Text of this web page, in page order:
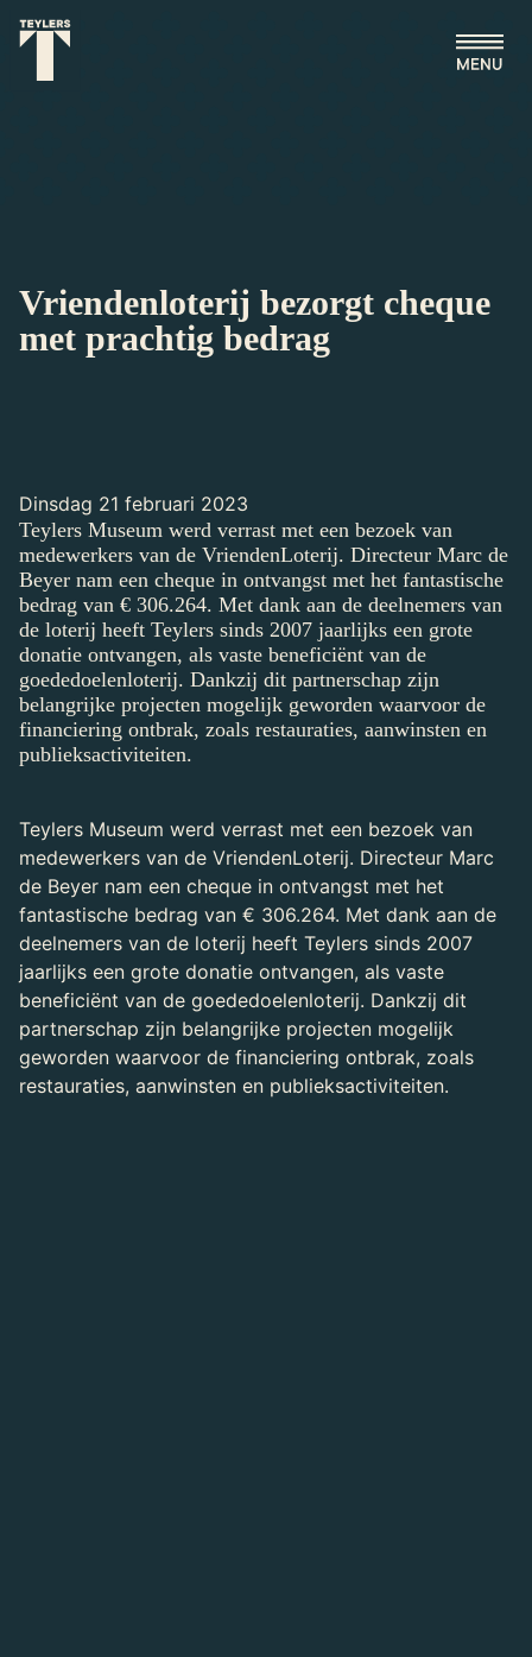
Vriendenloterij bezorgt cheque
met prachtig bedrag
dinsdag 21 februari 2023
Teylers Museum werd verrast met een bezoek van
medewerkers van de VriendenLoterij. Directeur Marc de
Beyer nam een cheque in ontvangst met het fantastische
bedrag van € 306.264. Met dank aan de deelnemers van
de loterij heeft Teylers sinds 2007 jaarlijks een grote
donatie ontvangen, als vaste beneficiënt van de
goededoelenloterij. Dankzij dit partnerschap zijn
belangrijke projecten mogelijk geworden waarvoor de
financiering ontbrak, zoals restauraties, aanwinsten en
publieksactiviteiten.
Teylers Museum werd verrast met een bezoek van
medewerkers van de VriendenLoterij. Directeur Marc
de Beyer nam een cheque in ontvangst met het
fantastische bedrag van € 306.264. Met dank aan de
deelnemers van de loterij heeft Teylers sinds 2007
jaarlijks een grote donatie ontvangen, als vaste
beneficiënt van de goededoelenloterij. Dankzij dit
partnerschap zijn belangrijke projecten mogelijk
geworden waarvoor de financiering ontbrak, zoals
restauraties, aanwinsten en publieksactiviteiten.